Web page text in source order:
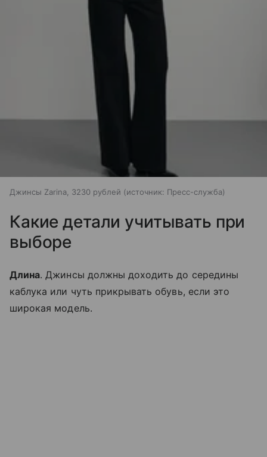
Джинсы Zarina, 3230 рублей источник: Пресс-служба
Какие детали учитывать при
выборе
Длина. Джинсы должны доходить до середины
каблука или чуть прикрывать обувь, если это
широкая модель.